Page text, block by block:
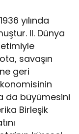
yılında
II. Dünya
savaşın
geri
da büyümesini
Birleşik